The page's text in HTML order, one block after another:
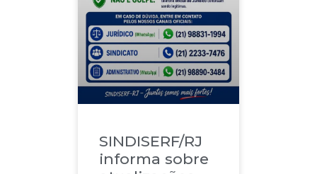
SINDISERF/RJ
informa sobre